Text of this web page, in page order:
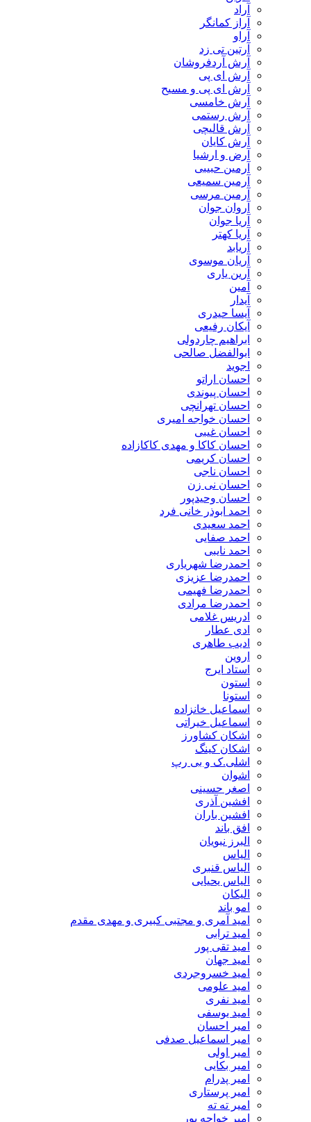
آراد
آراز کمانگر
آراو
آرتین تی زد
آرش آردفروشان
آرش ای پی
آرش ای پی و مسیح
آرش خامسی
آرش رستمی
آرش قالیچی
آرش کایان
​آرض و ارشیا
آرمین حبیبی
آرمین سمیعی
آرمین مرسی
آروان جوان
آریا جوان
آریا کهتر
آریابد
آریان موسوی
آرین یاری
آمین
آیدار
آیسا حیدری
آیکان رفیعی
ابراهیم چاردولی
ابوالفضل صالحی
اجوید
احسان اراتو
احسان پیوندی
احسان تهرانچی
احسان خواجه امیری
احسان غیبی
احسان کاکا و مهدی کاکازاده
احسان کریمی
احسان ناجی
احسان نی زن
احسان وحیدپور
احمد ابوذر خانی فرد
احمد سعیدی
احمد صفایی
احمد نایبی
احمدرضا شهریاری
احمدرضا عزیزی
احمدرضا فهیمی
احمدرضا مرادی
ادریس غلامی
ادی عطار
ادیب طاهری
اروین
استاد ایرج
استون
استونا
اسماعیل خانزاده
اسماعیل خیراتی
اشکان کشاورز
اشکان کینگ
اشلی.ک و بی رپ
اشوان
اصغر حسینی
افشین آذری
افشین باران
افق باند
البرز نبویان
الیاس
الیاس قنبرى
الیاس یحیایی
الیکان
امو باند
امید آمری و مجتبی کبیری و مهدى مقدم
امید ترابی
امید تقی پور
امید جهان
امید خسروجردی
امید علومی
امید نفری
امید یوسفی
امیر احسان
امیر اسماعیل صدفی
امیر اولی
امیر بکایی
امیر پدرام
امیر پرستاری
امیر ته ته
امیر خواجه پور